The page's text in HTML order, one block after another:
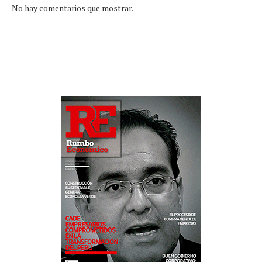
No hay comentarios que mostrar.